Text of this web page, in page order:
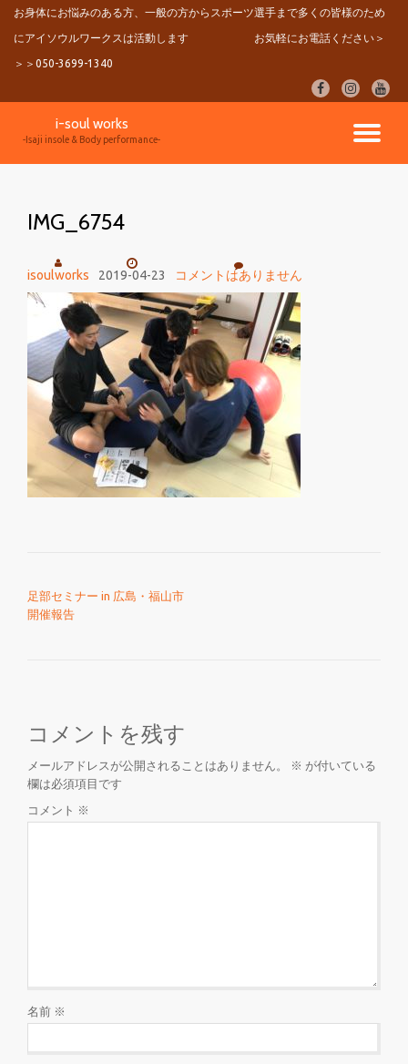
ン
お身体にお悩みのある方、一般の方からスポーツ選手まで多くの皆様のため
にアイソウルワークスは活動します お気軽にお電話ください＞
＞＞050-3699-1340
fa-
facebook
fa-
instagram
fa-
ナ
i-soul works
-Isaji insole & Body performance-
IMG_6754
isoulworks 2019-04-23 コメントはありません
足部セミナー in 広島・福山市
開催報告
コメントを残す
メールアドレスが公開されることはありません。 ※ が付いている
欄は必須項目です
コメント ※
名前 ※